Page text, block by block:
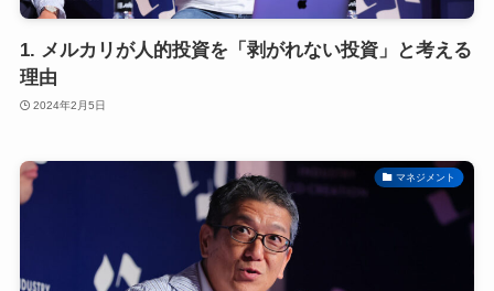
1. メルカリが人的投資を「剥がれない投資」と考える
理由
2024年2月5日
マネジメント